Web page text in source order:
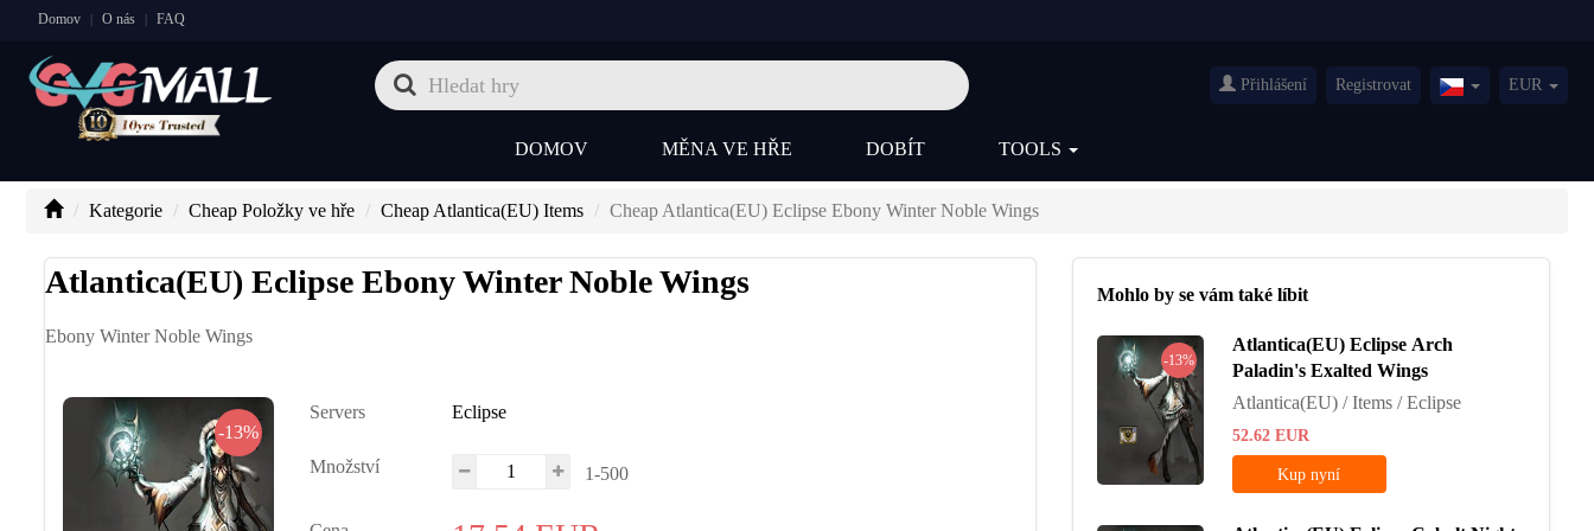
Domov | O nás | FAQ
Přihlášení Registrovat
Czech(česká
EUR
DOMOV MĚNA VE HŘE DOBÍT TOOLS
Kategorie Cheap Položky ve hře Cheap Atlantica(EU) Items Cheap Atlantica(EU) Eclipse Ebony Winter Noble Wings
Atlantica(EU) Eclipse Ebony Winter Noble Wings
Ebony Winter Noble Wings
-13%
Servers Eclipse
Množství 1-500
Mohlo by se vám také líbit
-13%
Atlantica(EU) Eclipse Arch
Paladin's Exalted Wings
Atlantica(EU) / Items / Eclipse
52.62 EUR
Kup nyní